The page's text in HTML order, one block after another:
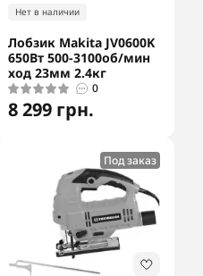
Нет в наличии
Лобзик Makita JV0600K
650Вт 500-3100об/мин
ход 23мм 2.4кг
0
8 299 грн.
Под заказ